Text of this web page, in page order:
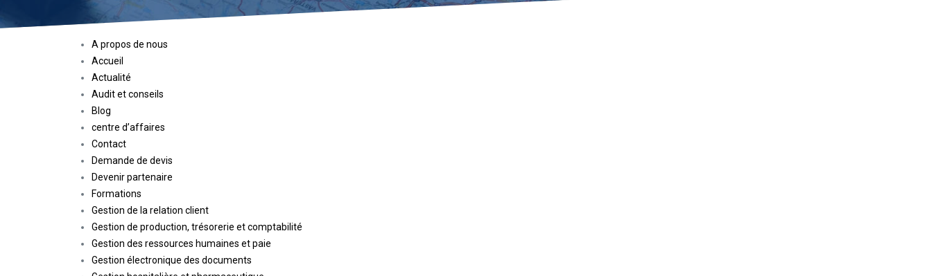
A propos de nous
Accueil
Actualité
Audit et conseils
Blog
centre d’affaires
Contact
Demande de devis
Devenir partenaire
Formations
Gestion de la relation client
Gestion de production, trésorerie et comptabilité
Gestion des ressources humaines et paie
Gestion électronique des documents